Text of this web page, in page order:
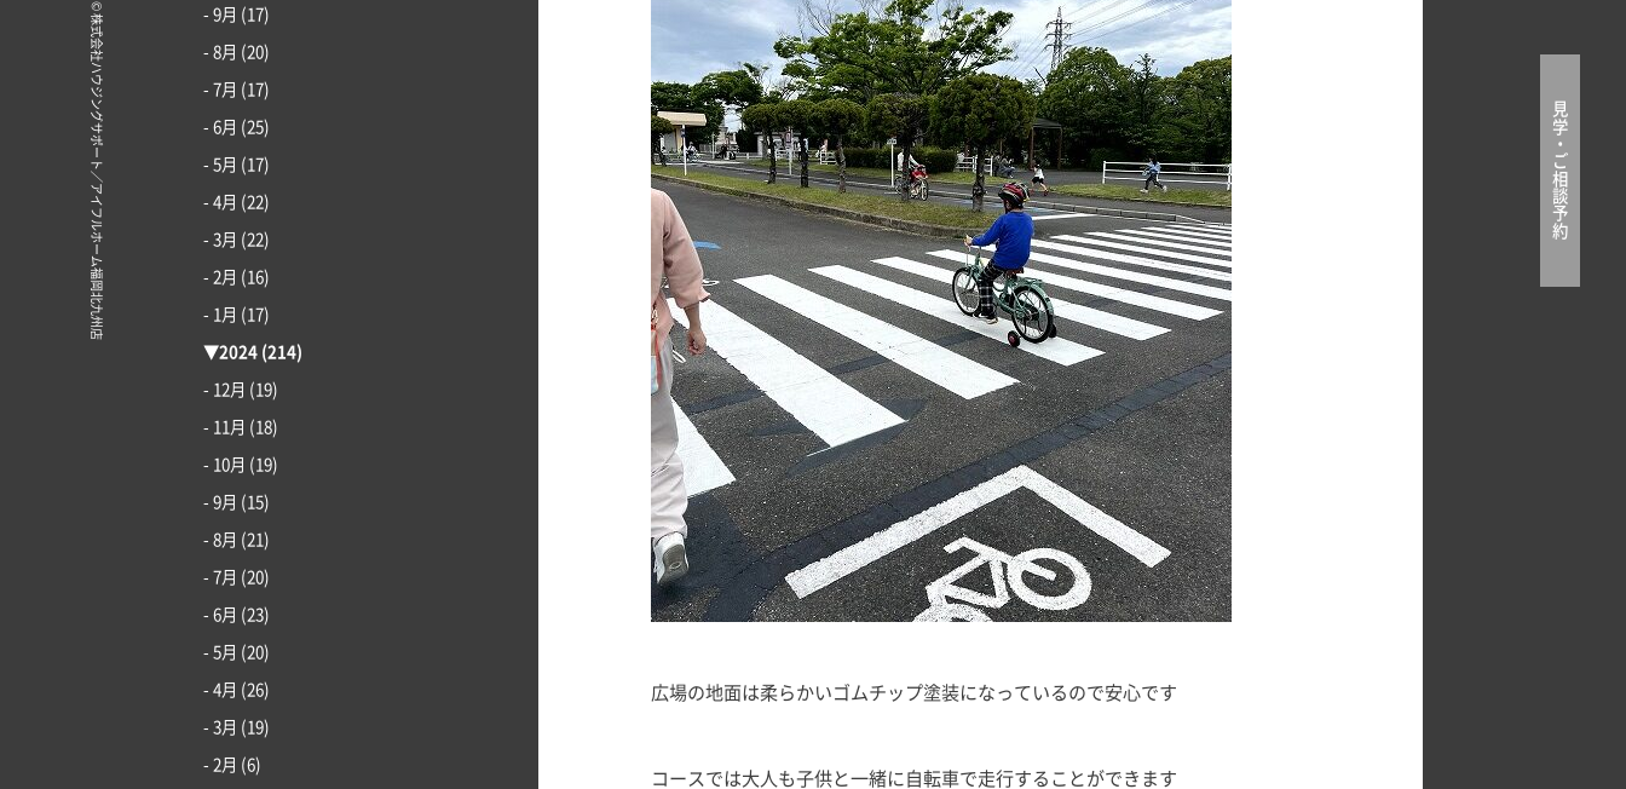
見
学
・
ご
相
談
予
約
広場の地面は柔らかいゴムチップ塗装になっているので安心です
コースでは大人も子供と一緒に自転車で走行することができます
- 9月 (17)
- 8月 (20)
- 7月 (17)
- 6月 (25)
- 5月 (17)
- 4月 (22)
- 3月 (22)
- 2月 (16)
- 1月 (17)
▼2024 (214)
- 12月 (19)
- 11月 (18)
- 10月 (19)
- 9月 (15)
- 8月 (21)
- 7月 (20)
- 6月 (23)
- 5月 (20)
- 4月 (26)
- 3月 (19)
- 2月 (6)
© 株式会社ハウジングサポート／アイフルホーム福岡北九州店